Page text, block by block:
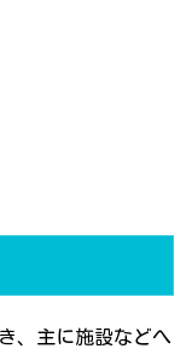
、主に施設などへ